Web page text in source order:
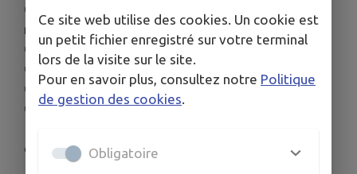
🕔 17h : Conservatoire de Boissy - concert de
musiques actuelles et Jazz
🕕 18h : Rolling Pop : Pop Rock,
🕕 19h : Parfait Eric" : Pop Rock,
🕕 20h : Christelle" : Pop Rock,
🕘 21h : Grand concert de "Maggy & Zouzous" :
en dansant !
Ce site web utilise des cookies. Un cookie est
un petit fichier enregistré sur votre terminal
lors de la visite sur le site.
Pour en savoir plus, consultez notre Politique
de gestion des cookies
Obligatoire